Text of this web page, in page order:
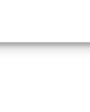
sigurno